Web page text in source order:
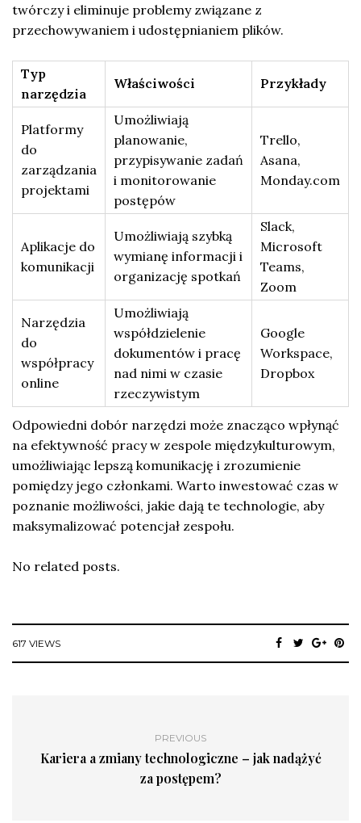
twórczy i eliminuje problemy związane z
przechowywaniem i udostępnianiem plików.
Typ
narzędzia
Właściwości Przykłady
Platformy
do
zarządzania
projektami
Umożliwiają
planowanie,
przypisywanie zadań
i monitorowanie
postępów
Trello,
Asana,
Monday.com
Aplikacje do
komunikacji
Umożliwiają szybką
wymianę informacji i
organizację spotkań
Slack,
Microsoft
Teams,
Zoom
Narzędzia
do
współpracy
online
Umożliwiają
współdzielenie
dokumentów i pracę
nad nimi w czasie
rzeczywistym
Google
Workspace,
Dropbox
Odpowiedni dobór narzędzi może znacząco wpłynąć
na efektywność pracy w zespole międzykulturowym,
umożliwiając lepszą komunikację i zrozumienie
pomiędzy jego członkami. Warto inwestować czas w
poznanie możliwości, jakie dają te technologie, aby
maksymalizować potencjał zespołu.
No related posts.
617 VIEWS
PREVIOUS
Kariera a zmiany technologiczne – jak nadążyć
za postępem?